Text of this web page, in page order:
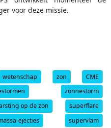
voor deze missie.
wetenschap zon
CME
zonnestorm
op de zon
superflare
ejecties
supervlam